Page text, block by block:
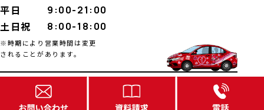
平日
9:00-21:00
土日祝 8:00-18:00
※時期により営業時間は変更
されることがあります。
Sakaide Driving School